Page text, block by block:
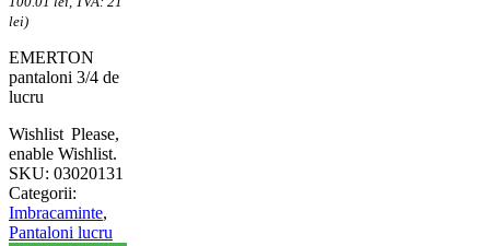
lei)
EMERTON
pantaloni 3/4 de
lucru
Wishlist Please,
enable Wishlist.
SKU: 03020131
Categorii:
Imbracaminte,
Pantaloni lucru